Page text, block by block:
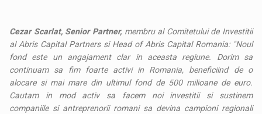
Cezar Scarlat, Senior Partner, membru al Comitetului de Investitii
al Abris Capital Partners si Head of Abris Capital Romania: "Noul
fond este un angajament clar in aceasta regiune. Dorim sa
continuam sa fim foarte activi in Romania, beneficiind de o
alocare si mai mare din ultimul fond de 500 milioane de euro.
Cautam in mod activ sa facem noi investitii si sustinem
companiile si antreprenorii romani sa devina campioni regionali